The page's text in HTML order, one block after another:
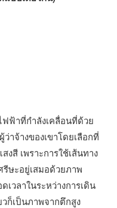
ฟ้าที่กำลังเคลื่อนที่ด้วย
ว่าจ้างของเขาโดยเลือกที่
งสี เพราะการใช้เส้นทาง
รีษะอยู่เสมอด้วยภาพ
วลาในระหว่างการเดิน
ก็เป็นภาพจากตึกสูง